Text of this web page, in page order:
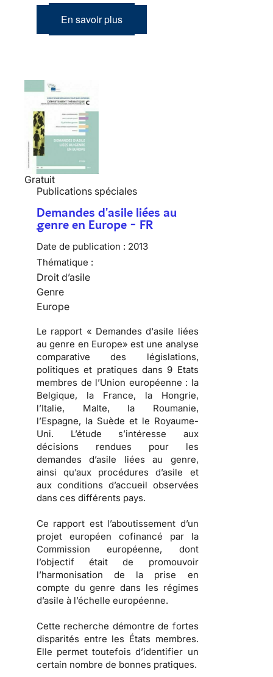
En savoir plus
Gratuit
Publications spéciales
Demandes d'asile liées au
genre en Europe - FR
Date de publication : 2013
Thématique :
Droit d’asile
Genre
Europe
Le rapport « Demandes d'asile liées
au genre en Europe» est une analyse
comparative des législations,
politiques et pratiques dans 9 Etats
membres de l’Union européenne : la
Belgique, la France, la Hongrie,
l’Italie, Malte, la Roumanie,
l’Espagne, la Suède et le Royaume-
Uni. L’étude s’intéresse aux
décisions rendues pour les
demandes d’asile liées au genre,
ainsi qu’aux procédures d’asile et
aux conditions d’accueil observées
dans ces différents pays.
Ce rapport est l’aboutissement d’un
projet européen cofinancé par la
Commission européenne, dont
l’objectif était de promouvoir
l’harmonisation de la prise en
compte du genre dans les régimes
d’asile à l’échelle européenne.
Cette recherche démontre de fortes
disparités entre les États membres.
Elle permet toutefois d’identifier un
certain nombre de bonnes pratiques.